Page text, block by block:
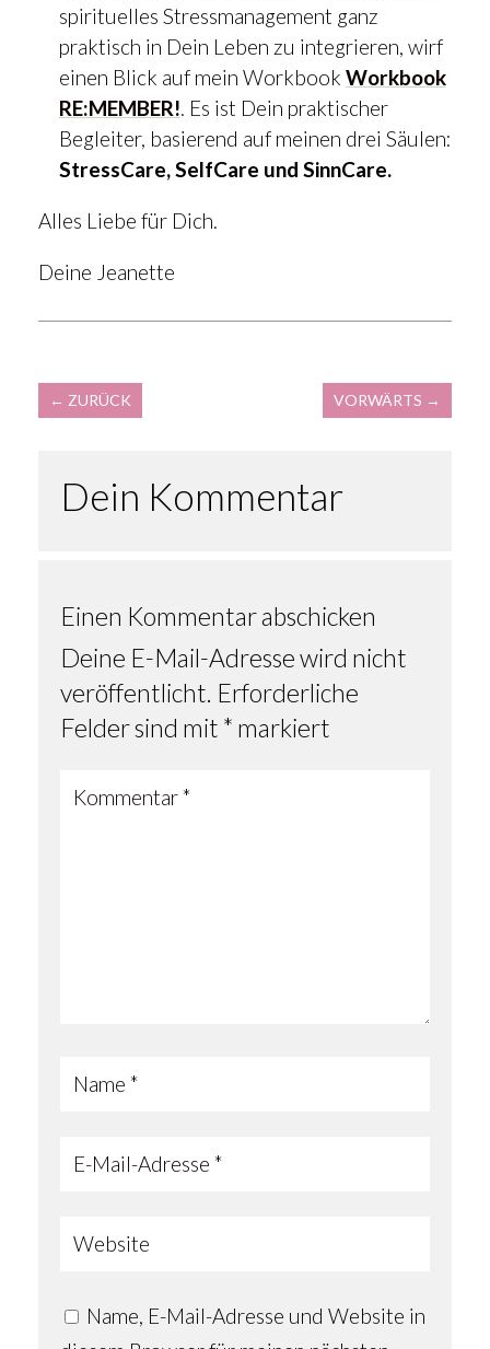
spirituelles Stressmanagement ganz
praktisch in Dein Leben zu integrieren, wirf
einen Blick auf mein Workbook Workbook
RE:MEMBER!. Es ist Dein praktischer
Begleiter, basierend auf meinen drei Säulen:
StressCare, SelfCare und SinnCare.
Alles Liebe für Dich.
Deine Jeanette
← ZURÜCK VORWÄRTS →
Dein Kommentar
Einen Kommentar abschicken
Deine E-Mail-Adresse wird nicht
veröffentlicht. Erforderliche
Felder sind mit * markiert
Name, E-Mail-Adresse und Website in